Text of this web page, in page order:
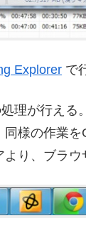
Explorer で
理が行え
様の作業
り、ブラウ